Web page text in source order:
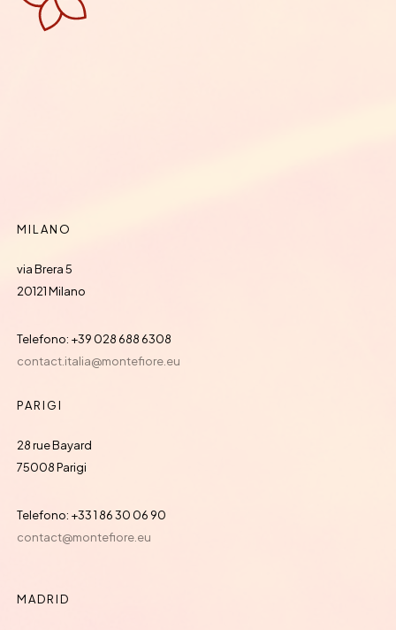
MILANO
via Brera 5
20121 Milano
Telefono: +39 028 688 6308
contact.italia@montefiore.eu
PARIGI
28 rue Bayard
75008 Parigi
Telefono: +33 1 86 30 06 90
contact@montefiore.eu
MADRID